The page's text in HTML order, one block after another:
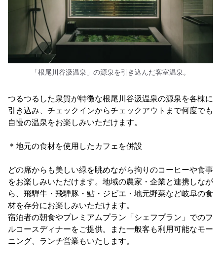
「根尾川谷汲温泉」の源泉を引き込んだ客室温泉。
つるつるした泉質が特徴な根尾川谷汲温泉の源泉を各棟に
引き込み、チェックインからチェックアウトまで何度でも
自慢の温泉をお楽しみいただけます。
＊地元の食材を使用したカフェを併設
どの席からも美しい緑を眺めながら拘りのコーヒーや食事
をお楽しみいただけます。地域の農家・企業と連携しなが
ら、飛騨牛・飛騨豚・鮎・ジビエ・地元野菜など岐阜の食
材を存分にお楽しみいただけます。
宿泊者の朝食やプレミアムプラン「シェフプラン」でのフ
ルコースディナーをご提供。また一般客も利用可能なモー
ニング、ランチ営業もいたします。